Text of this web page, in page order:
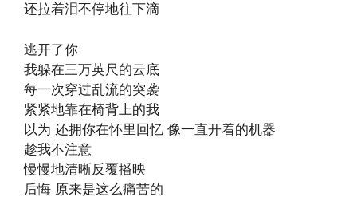
还拉着泪不停地往下滴
逃开了你
我躲在三万英尺的云底
每一次穿过乱流的突袭
紧紧地靠在椅背上的我
以为 还拥你在怀里回忆 像一直开着的机器
趁我不注意
慢慢地清晰反覆播映
后悔 原来是这么痛苦的